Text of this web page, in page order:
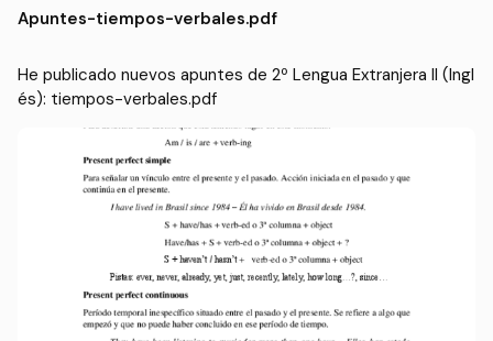
Apuntes-tiempos-verbales.pdf
He publicado nuevos apuntes de 2º Lengua Extranjera II (Ingl
és): tiempos-verbales.pdf